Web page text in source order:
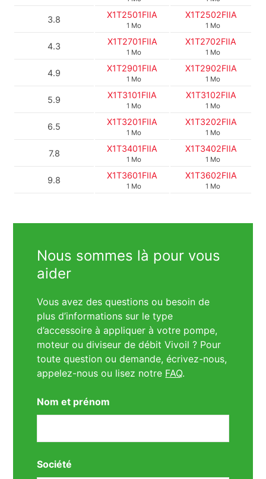
3.8 X1T2501FIIA
1 Mo
X1T2502FIIA
1 Mo
4.3 X1T2701FIIA
1 Mo
X1T2702FIIA
1 Mo
4.9 X1T2901FIIA
1 Mo
X1T2902FIIA
1 Mo
5.9 X1T3101FIIA
1 Mo
X1T3102FIIA
1 Mo
6.5 X1T3201FIIA
1 Mo
X1T3202FIIA
1 Mo
7.8 X1T3401FIIA
1 Mo
X1T3402FIIA
1 Mo
9.8 X1T3601FIIA
1 Mo
X1T3602FIIA
1 Mo
Nous sommes là pour vous
aider
Vous avez des questions ou besoin de
plus d’informations sur le type
d’accessoire à appliquer à votre pompe,
moteur ou diviseur de débit Vivoil ? Pour
toute question ou demande, écrivez-nous,
appelez-nous ou lisez notre FAQ.
Nom et prénom
Société